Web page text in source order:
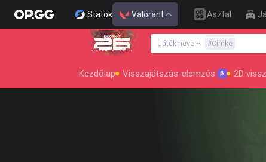
Statok Valorant Asztal
SEASON 26 : ACT 4
Játék neve + #Címke
Kezdőlap Visszajátszás-elemzés β 2D